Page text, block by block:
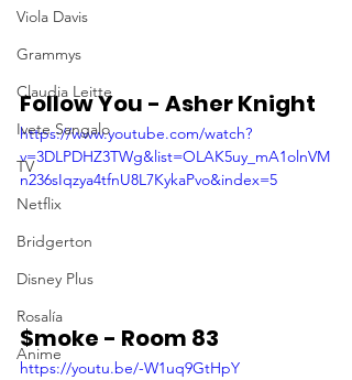
Viola Davis
Grammys
Claudia Leitte
Ivete Sangalo
TV
Netflix
Bridgerton
Disney Plus
Rosalía
Anime
Follow You - Asher Knight
https://www.youtube.com/watch?
v=3DLPDHZ3TWg&list=OLAK5uy_mA1olnVM
n236sIqzya4tfnU8L7KykaPvo&index=5
$moke - Room 83
https://youtu.be/-W1uq9GtHpY